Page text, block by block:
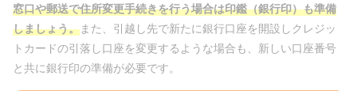
窓口や郵送で住所変更手続きを行う場合は印鑑（銀行印）も準備
しましょう。また、引越し先で新たに銀行口座を開設しクレジッ
トカードの引落し口座を変更するような場合も、新しい口座番号
と共に銀行印の準備が必要です。